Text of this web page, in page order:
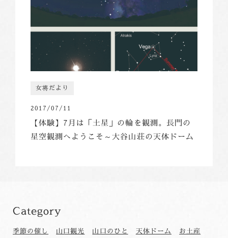
女将だより
2017/07/11
【体験】7月は「土星」の輪を観測。長門の
星空観測へようこそ～大谷山荘の天体ドーム
Category
季節の催し 山口観光 山口のひと 天体ドーム
お土産